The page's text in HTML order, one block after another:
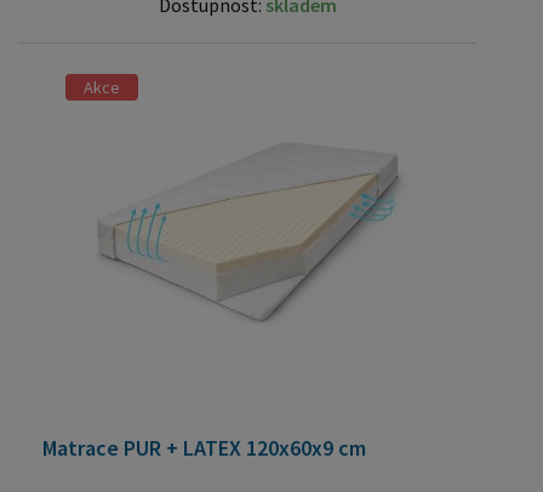
Dostupnost: skladem
Akce
Matrace PUR + LATEX 120x60x9 cm